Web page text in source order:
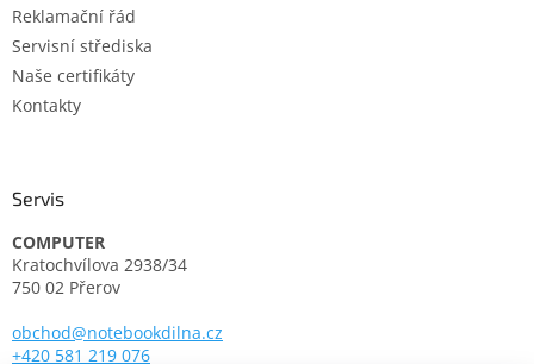
Reklamační řád
Servisní střediska
Naše certifikáty
Kontakty
Servis
COMPUTER
Kratochvílova 2938/34
750 02 Přerov
obchod@notebookdilna.cz
+420 581 219 076